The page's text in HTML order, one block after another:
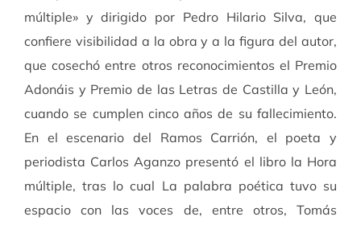
múltiple» y dirigido por Pedro Hilario Silva, que
confiere visibilidad a la obra y a la figura del autor,
que cosechó entre otros reconocimientos el Premio
Adonáis y Premio de las Letras de Castilla y León,
cuando se cumplen cinco años de su fallecimiento.
En el escenario del Ramos Carrión, el poeta y
periodista Carlos Aganzo presentó el libro la Hora
múltiple, tras lo cual La palabra poética tuvo su
espacio con las voces de, entre otros, Tomás